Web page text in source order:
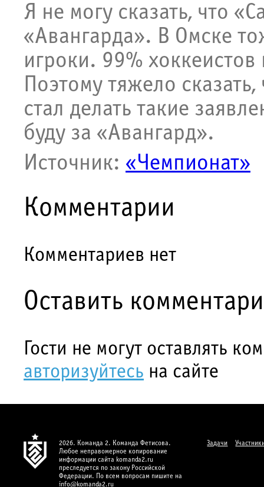
Я не могу сказать, что
«Авангарда». В Омске
игроки. 99%
Поэтому тяжело
стал делать такие
буду за «Авангард».
Источник: «Чемпионат»
Комментарии
Комментариев нет
Оставить
Гости не могут оставлять
авторизуйтесь на сайте
2026. Команда 2. Команда Фетисова.
Любое неправомерное копирование
информации сайта komanda2.ru
преследуется по закону Российской
Федерации. По всем вопросам пишите на
info@komanda2.ru
Задачи